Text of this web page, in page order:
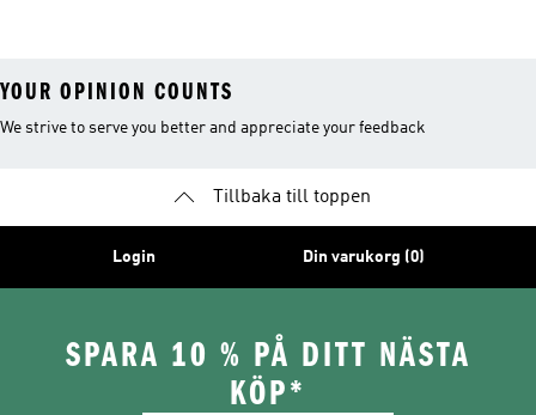
YOUR OPINION COUNTS
We strive to serve you better and appreciate your feedback
Tillbaka till toppen
Login Din varukorg (0)
SPARA 10 % PÅ DITT NÄSTA
KÖP*